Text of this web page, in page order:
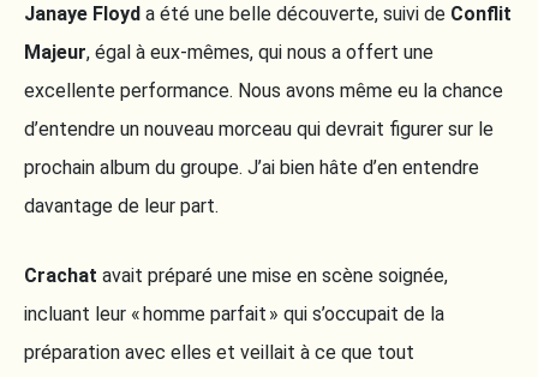
Janaye Floyd a été une belle découverte, suivi de Conflit
Majeur, égal à eux-mêmes, qui nous a offert une
excellente performance. Nous avons même eu la chance
d’entendre un nouveau morceau qui devrait figurer sur le
prochain album du groupe. J’ai bien hâte d’en entendre
davantage de leur part.
Crachat avait préparé une mise en scène soignée,
incluant leur « homme parfait » qui s’occupait de la
préparation avec elles et veillait à ce que tout